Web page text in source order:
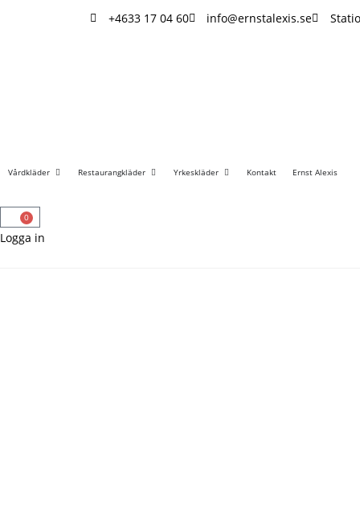
+4633 17 04 60 info@ernstalexis.se
Vårdkläder Restaurangkläder Yrkeskläder Kontakt Ernst Alexis
0
Logga in